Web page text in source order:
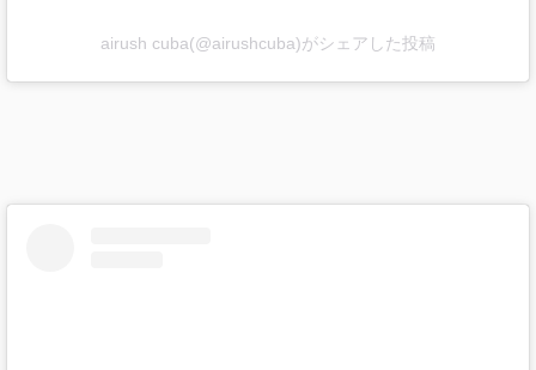
airush cuba(@airushcuba)がシェアした投稿